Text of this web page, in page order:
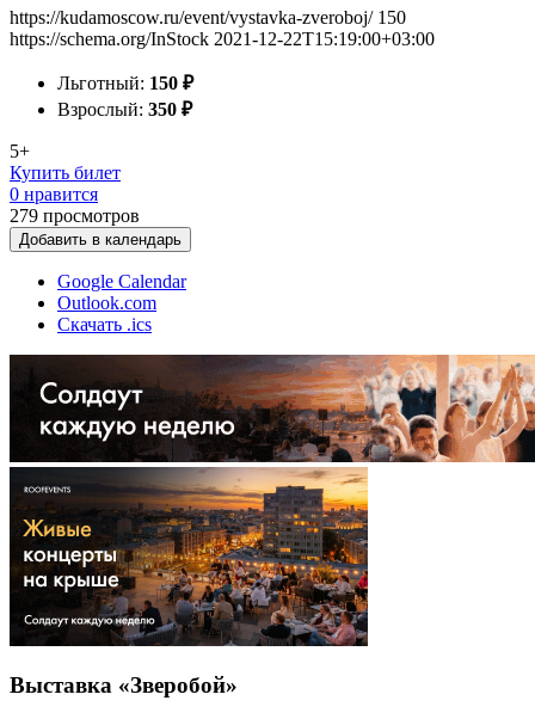
https://kudamoscow.ru/event/vystavka-zveroboj/ 150
https://schema.org/InStock 2021-12-22T15:19:00+03:00
Льготный: 150 ₽
Взрослый: 350 ₽
5+
Купить билет
0 нравится
279 просмотров
Добавить в календарь
Google Calendar
Outlook.com
Скачать .ics
Выставка «Зверобой»